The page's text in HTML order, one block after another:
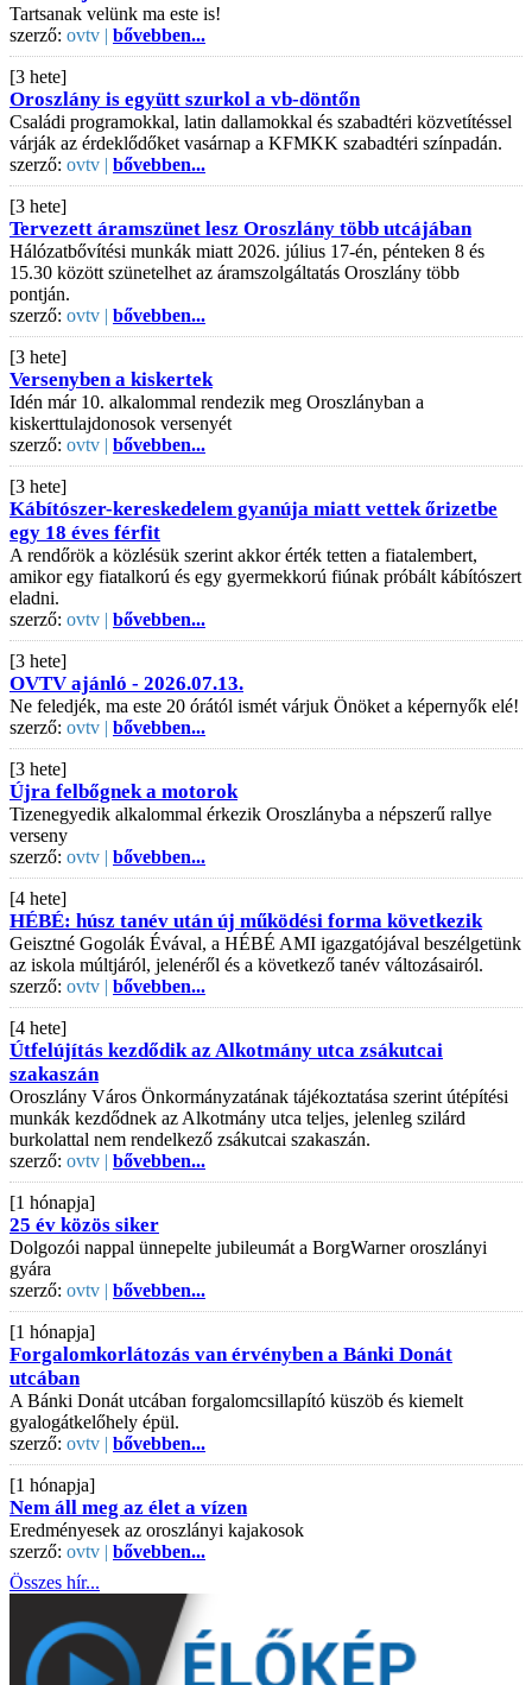
Tartsanak velünk ma este is!
szerző: ovtv | bővebben...
[3 hete]
Oroszlány is együtt szurkol a vb-döntőn
Családi programokkal, latin dallamokkal és szabadtéri közvetítéssel
várják az érdeklődőket vasárnap a KFMKK szabadtéri színpadán.
szerző: ovtv | bővebben...
[3 hete]
Tervezett áramszünet lesz Oroszlány több utcájában
Hálózatbővítési munkák miatt 2026. július 17-én, pénteken 8 és
15.30 között szünetelhet az áramszolgáltatás Oroszlány több
pontján.
szerző: ovtv | bővebben...
[3 hete]
Versenyben a kiskertek
Idén már 10. alkalommal rendezik meg Oroszlányban a
kiskerttulajdonosok versenyét
szerző: ovtv | bővebben...
[3 hete]
Kábítószer-kereskedelem gyanúja miatt vettek őrizetbe
egy 18 éves férfit
A rendőrök a közlésük szerint akkor érték tetten a fiatalembert,
amikor egy fiatalkorú és egy gyermekkorú fiúnak próbált kábítószert
eladni.
szerző: ovtv | bővebben...
[3 hete]
OVTV ajánló - 2026.07.13.
Ne feledjék, ma este 20 órától ismét várjuk Önöket a képernyők elé!
szerző: ovtv | bővebben...
[3 hete]
Újra felbőgnek a motorok
Tizenegyedik alkalommal érkezik Oroszlányba a népszerű rallye
verseny
szerző: ovtv | bővebben...
[4 hete]
HÉBÉ: húsz tanév után új működési forma következik
Geisztné Gogolák Évával, a HÉBÉ AMI igazgatójával beszélgetünk
az iskola múltjáról, jelenéről és a következő tanév változásairól.
szerző: ovtv | bővebben...
[4 hete]
Útfelújítás kezdődik az Alkotmány utca zsákutcai
szakaszán
Oroszlány Város Önkormányzatának tájékoztatása szerint útépítési
munkák kezdődnek az Alkotmány utca teljes, jelenleg szilárd
burkolattal nem rendelkező zsákutcai szakaszán.
szerző: ovtv | bővebben...
[1 hónapja]
25 év közös siker
Dolgozói nappal ünnepelte jubileumát a BorgWarner oroszlányi
gyára
szerző: ovtv | bővebben...
[1 hónapja]
Forgalomkorlátozás van érvényben a Bánki Donát
utcában
A Bánki Donát utcában forgalomcsillapító küszöb és kiemelt
gyalogátkelőhely épül.
szerző: ovtv | bővebben...
[1 hónapja]
Nem áll meg az élet a vízen
Eredményesek az oroszlányi kajakosok
szerző: ovtv | bővebben...
Összes hír...